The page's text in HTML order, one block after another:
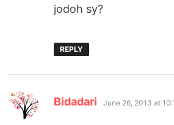
jodoh sy?
REPLY
Bidadari says:
June 26, 2013 at